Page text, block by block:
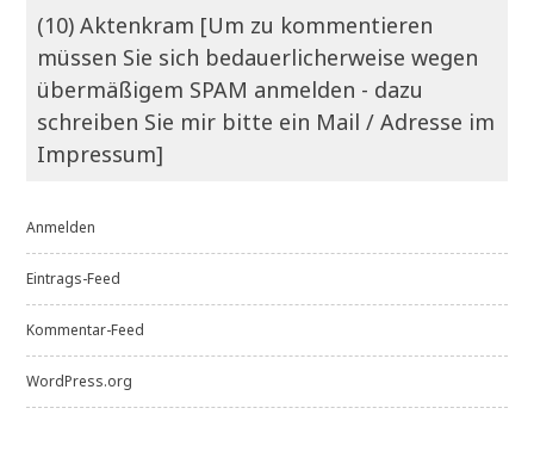
(10) Aktenkram [Um zu kommentieren
müssen Sie sich bedauerlicherweise wegen
übermäßigem SPAM anmelden - dazu
schreiben Sie mir bitte ein Mail / Adresse im
Impressum]
Anmelden
Eintrags-Feed
Kommentar-Feed
WordPress.org